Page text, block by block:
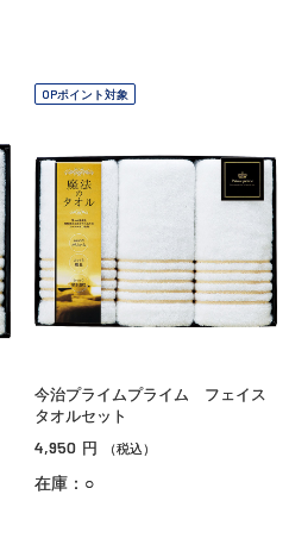
OPポイント対象
今治プライムプライム フェイス
タオルセット
4,950 円 （税込）
在庫：○